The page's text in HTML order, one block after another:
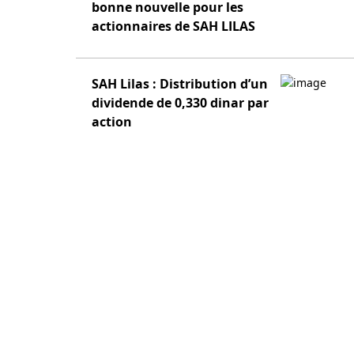
bonne nouvelle pour les
actionnaires de SAH LILAS
SAH Lilas : Distribution d’un
dividende de 0,330 dinar par
action